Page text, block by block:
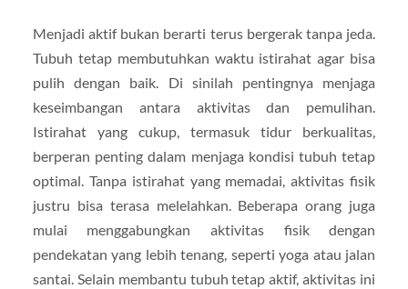
Menjadi aktif bukan berarti terus bergerak tanpa jeda.
Tubuh tetap membutuhkan waktu istirahat agar bisa
pulih dengan baik. Di sinilah pentingnya menjaga
keseimbangan antara aktivitas dan pemulihan.
Istirahat yang cukup, termasuk tidur berkualitas,
berperan penting dalam menjaga kondisi tubuh tetap
optimal. Tanpa istirahat yang memadai, aktivitas fisik
justru bisa terasa melelahkan. Beberapa orang juga
mulai menggabungkan aktivitas fisik dengan
pendekatan yang lebih tenang, seperti yoga atau jalan
santai. Selain membantu tubuh tetap aktif, aktivitas ini